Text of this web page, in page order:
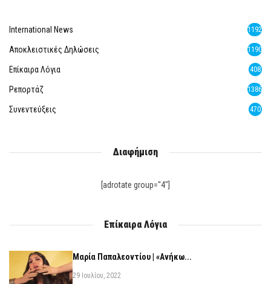
International News 1192
Αποκλειστικές Δηλώσεις 1190
Επίκαιρα Λόγια 408
Ρεπορτάζ 1386
Συνεντεύξεις 470
Διαφήμιση
[adrotate group="4"]
Επίκαιρα Λόγια
Μαρία Παπαλεοντίου | «Ανήκω...
29 Ιουλίου, 2022